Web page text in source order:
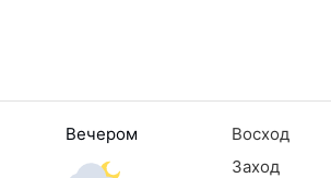
Вечером Восход
Заход